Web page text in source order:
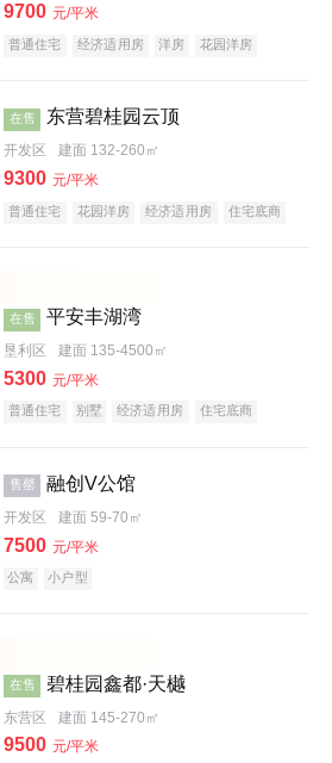
9700 元/平米
普通住宅 经济适用房 洋房
花园洋房
河景地产
大平层 名企盘
在售 东营碧桂园云顶
开发区 建面 132-260㎡
9300 元/平米
普通住宅 花园洋房 经济适用房
住宅底商
在售 平安丰湖湾
垦利区 建面 135-4500㎡
5300 元/平米
普通住宅 别墅 经济适用房
住宅底商
售罄 融创V公馆
开发区 建面 59-70㎡
7500 元/平米
公寓 小户型
在售 碧桂园鑫都·天樾
东营区 建面 145-270㎡
9500 元/平米